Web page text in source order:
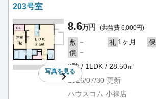
203号室
写真を見る
8.6万円 (共益費 6,000円)
敷 － 礼 1ヶ月 保
償 －
2階 / 1LDK / 28.50㎡
2026/07/30 更新
ハウスコム 小禄店